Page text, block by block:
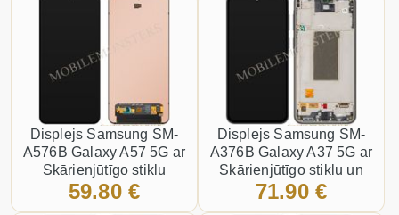
Displejs Samsung SM-
A576B Galaxy A57 5G ar
Skārienjūtīgo stiklu
(Service pack) Melns
59.80 €
Displejs Samsung SM-
A376B Galaxy A37 5G ar
Skārienjūtīgo stiklu un
apkart ramiti (Service
71.90 €